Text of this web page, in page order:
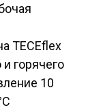
TECEflex
горячего
10